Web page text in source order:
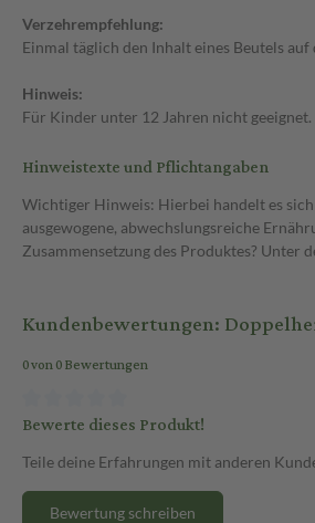
Verzehrempfehlung:
Einmal täglich den Inhalt eines Beutels auf
Hinweis:
Für Kinder unter 12 Jahren nicht geeignet.
Hinweistexte und Pflichtangaben
Wichtiger Hinweis: Hierbei handelt es
ausgewogene, abwechslungsreiche
Zusammensetzung des Produktes? Unter
Kundenbewertungen:
0 von 0 Bewertungen
Bewerte dieses Produkt!
Teile deine Erfahrungen mit anderen
Bewertung schreiben